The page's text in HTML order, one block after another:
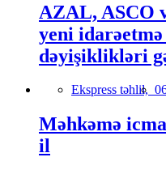
AZAL, ASCO
yeni
dəyişiklikləri
Ekspress təhlil,
Məhkəmə
il